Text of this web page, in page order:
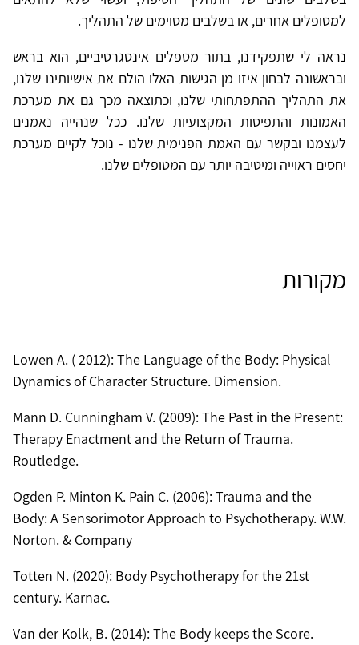
למטופלים אחרים, או בשלבים מסוימים של התהליך.
נראה לי שתפקידנו, בתור מטפלים אינטגרטיביים, הוא בראש
ובראשונה לבחון איזו מן הגישות האלו הולם את אישיותינו שלנו,
את התהליך ההתפתחותי שלנו, וכתוצאה מכך גם את מערכת
האמונות והתפיסות המקצועיות שלנו. ככל שנהייה נאמנים
לעצמנו ובקשר עם האמת הפנימית שלנו - נוכל לקיים מערכת
יחסים ראוייה ומיטיבה יותר עם המטופלים שלנו.
מקורות
Lowen A. ( 2012): The Language of the Body: Physical
Dynamics of Character Structure. Dimension.
Mann D. Cunningham V. (2009): The Past in the Present:
Therapy Enactment and the Return of Trauma.
Routledge.
Ogden P. Minton K. Pain C. (2006): Trauma and the
Body: A Sensorimotor Approach to Psychotherapy. W.W.
Norton. & Company
Totten N. (2020): Body Psychotherapy for the 21st
century. Karnac.
Van der Kolk, B. (2014): The Body keeps the Score.